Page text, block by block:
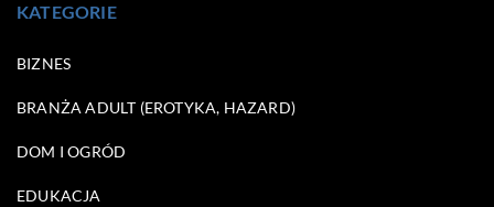
KATEGORIE
BIZNES
BRANŻA ADULT (EROTYKA, HAZARD)
DOM I OGRÓD
EDUKACJA